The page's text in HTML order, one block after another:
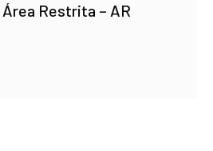
Restrita – AR